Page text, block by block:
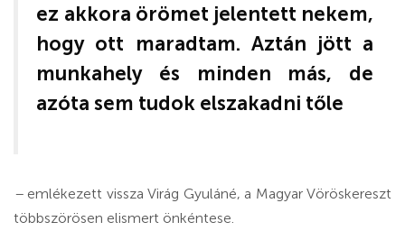
ez akkora örömet jelentett nekem,
hogy ott maradtam. Aztán jött a
munkahely és minden más, de
azóta sem tudok elszakadni tőle
– emlékezett vissza Virág Gyuláné, a Magyar Vöröskereszt
többszörösen elismert önkéntese.